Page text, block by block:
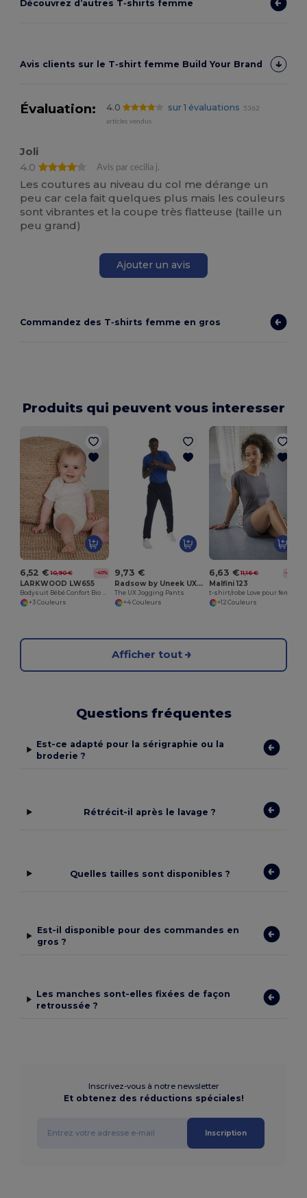
Découvrez d’autres T‑shirts femme
Avis clients sur le T‑shirt femme Build Your Brand
Évaluation: 4.0 sur 1 évaluations
5362
articles vendus
Joli
4.0
Avis par cecilia j.
Les coutures au niveau du col me dérange un
peu car cela fait quelques plus mais les couleurs
sont vibrantes et la coupe très flatteuse (taille un
peu grand)
Ajouter un avis
Commandez des T‑shirts femme en gros
Produits qui peuvent vous interesser
6,52 € 10,90 € -40%
LARKWOOD LW655
+3 Couleurs
9,73 €
Radsow by Uneek UXX09
The UX Jogging Pants
+4 Couleurs
6,63 € 11,16 € -41%
Malfini 123
+12 Couleurs
Afficher tout
Questions fréquentes
Est-ce adapté pour la sérigraphie ou la
broderie ?
Rétrécit-il après le lavage ?
Quelles tailles sont disponibles ?
Est-il disponible pour des commandes en
gros ?
Les manches sont-elles fixées de façon
retroussée ?
Inscrivez-vous à notre newsletter
Et obtenez des réductions spéciales!
Inscription